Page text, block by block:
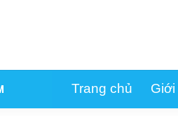
Trang chủ Giới